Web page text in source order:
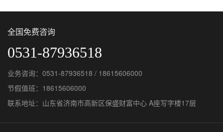
全国免费咨询
0531-87936518
业务咨询：0531-87936518 / 18615606000
节假值班：18615606000
联系地址：山东省济南市高新区保盛财富中心 A座写字楼17层